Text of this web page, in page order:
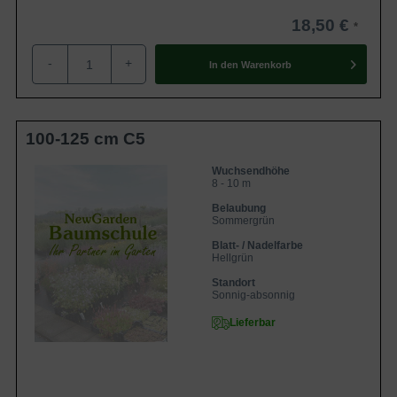
heimischen Gärten vor allem aufgrund der überreichen
violetten Blüten, die in einer imposanten Farbintensität
strahlen und traumhafte Gartenimpressionen bescheren.
Darüber hinaus gilt der Chinesische Blauregen als sehr
Blauregen ist in vielen Gärten Mitteleuropa
anzutreffen
Wisteria sinensis gehört zur Familie der
Schmetterlingsblütler und ist in Mitteleuropa ebenfalls
unter dem Synonym Glyzinie bekannt. Entsprechen des
18,50 €
- + In den Warenkorb
100-125 cm C5
Wuchsendhöhe
8 - 10 m
Belaubung
Sommergrün
Blatt- / Nadelfarbe
Hellgrün
Standort
Sonnig-absonnig
Lieferbar